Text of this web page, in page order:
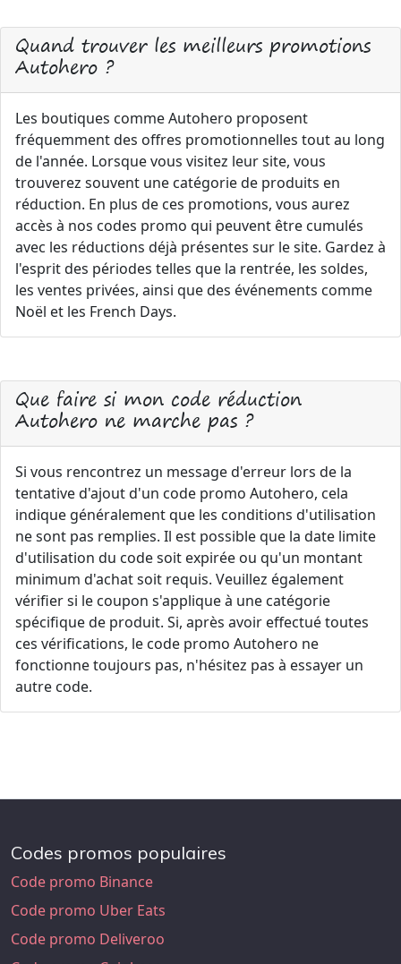
Quand trouver les meilleurs promotions
Autohero ?
Les boutiques comme Autohero proposent
fréquemment des offres promotionnelles tout au long
de l'année. Lorsque vous visitez leur site, vous
trouverez souvent une catégorie de produits en
réduction. En plus de ces promotions, vous aurez
accès à nos codes promo qui peuvent être cumulés
avec les réductions déjà présentes sur le site. Gardez à
l'esprit des périodes telles que la rentrée, les soldes,
les ventes privées, ainsi que des événements comme
Noël et les French Days.
Que faire si mon code réduction
Autohero ne marche pas ?
Si vous rencontrez un message d'erreur lors de la
tentative d'ajout d'un code promo Autohero, cela
indique généralement que les conditions d'utilisation
ne sont pas remplies. Il est possible que la date limite
d'utilisation du code soit expirée ou qu'un montant
minimum d'achat soit requis. Veuillez également
vérifier si le coupon s'applique à une catégorie
spécifique de produit. Si, après avoir effectué toutes
ces vérifications, le code promo Autohero ne
fonctionne toujours pas, n'hésitez pas à essayer un
autre code.
Codes promos populaires
Code promo Binance
Code promo Uber Eats
Code promo Deliveroo